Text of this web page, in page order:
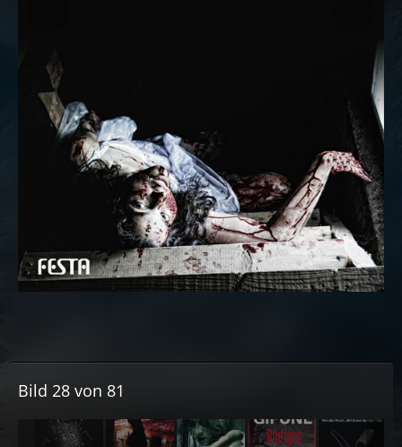
Bild 28 von 81